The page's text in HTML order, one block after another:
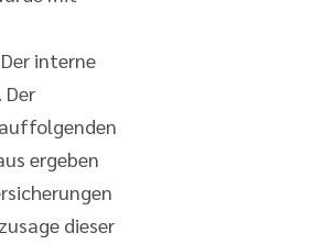
interne
ergeben
dieser